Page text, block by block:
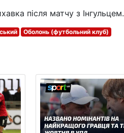
після матчу з Інгульцем.
Оболонь (футбольний клуб)